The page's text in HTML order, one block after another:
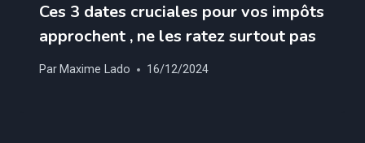
Ces 3 dates cruciales pour vos impôts
approchent , ne les ratez surtout pas
ParMaxime Lado 16/12/2024